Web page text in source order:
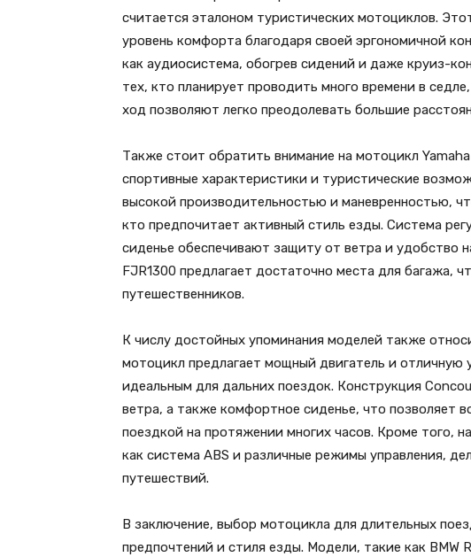
считается эталоном туристических мотоциклов.
уровень комфорта благодаря своей эргономичной
как аудиосистема, обогрев сидений и даже круиз-
тех, кто планирует проводить много времени в
ход позволяют легко преодолевать большие
Также стоит обратить внимание на мотоцикл
спортивные характеристики и туристические
высокой производительностью и маневренностью,
кто предпочитает активный стиль езды. Система
сиденье обеспечивают защиту от ветра и удобство
FJR1300 предлагает достаточно места для багажа,
путешественников.
К числу достойных упоминания моделей также
мотоцикл предлагает мощный двигатель и отличную
идеальным для дальних поездок. Конструкция
ветра, а также комфортное сиденье, что позволяет
поездкой на протяжении многих часов. Кроме того,
как система ABS и различные режимы управления,
путешествий.
В заключение, выбор мотоцикла для длительных
предпочтений и стиля езды. Модели, такие как BMW